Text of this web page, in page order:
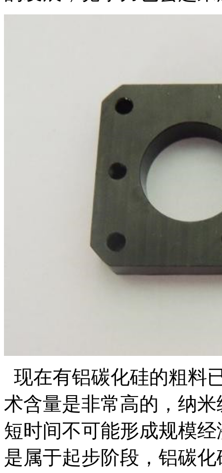
现在有铝碳化硅的粗料
术含量是非常高的，纳
短时间不可能形成规模
是属于起步阶段，铝碳